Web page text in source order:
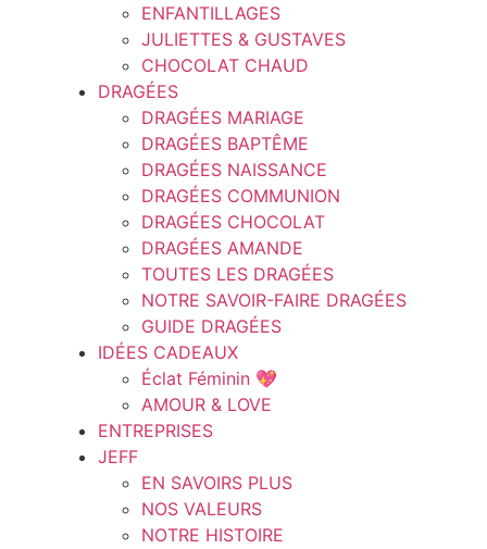
ENFANTILLAGES
JULIETTES & GUSTAVES
CHOCOLAT CHAUD
DRAGÉES
DRAGÉES MARIAGE
DRAGÉES BAPTÊME
DRAGÉES NAISSANCE
DRAGÉES COMMUNION
DRAGÉES CHOCOLAT
DRAGÉES AMANDE
TOUTES LES DRAGÉES
NOTRE SAVOIR-FAIRE DRAGÉES
GUIDE DRAGÉES
IDÉES CADEAUX
Éclat Féminin 💖
AMOUR & LOVE
ENTREPRISES
JEFF
EN SAVOIRS PLUS
NOS VALEURS
NOTRE HISTOIRE